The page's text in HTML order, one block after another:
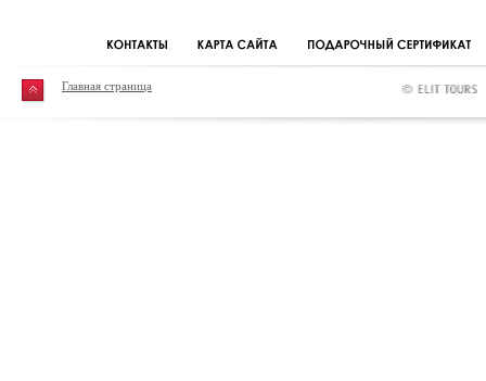
Главная страница